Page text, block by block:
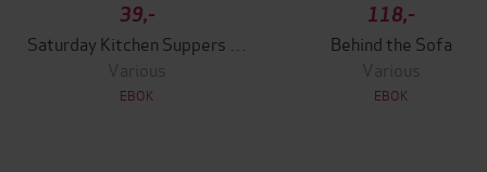
39,-
Various
EBOK
118,-
Behind the Sofa
Various
EBOK